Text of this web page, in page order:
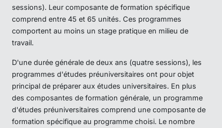
sessions). Leur composante de formation spécifique
comprend entre 45 et 65 unités. Ces programmes
comportent au moins un stage pratique en milieu de
travail.
D'une durée générale de deux ans (quatre sessions), les
programmes d'études préuniversitaires ont pour objet
principal de préparer aux études universitaires. En plus
des composantes de formation générale, un programme
d'études préuniversitaires comprend une composante de
formation spécifique au programme choisi. Le nombre